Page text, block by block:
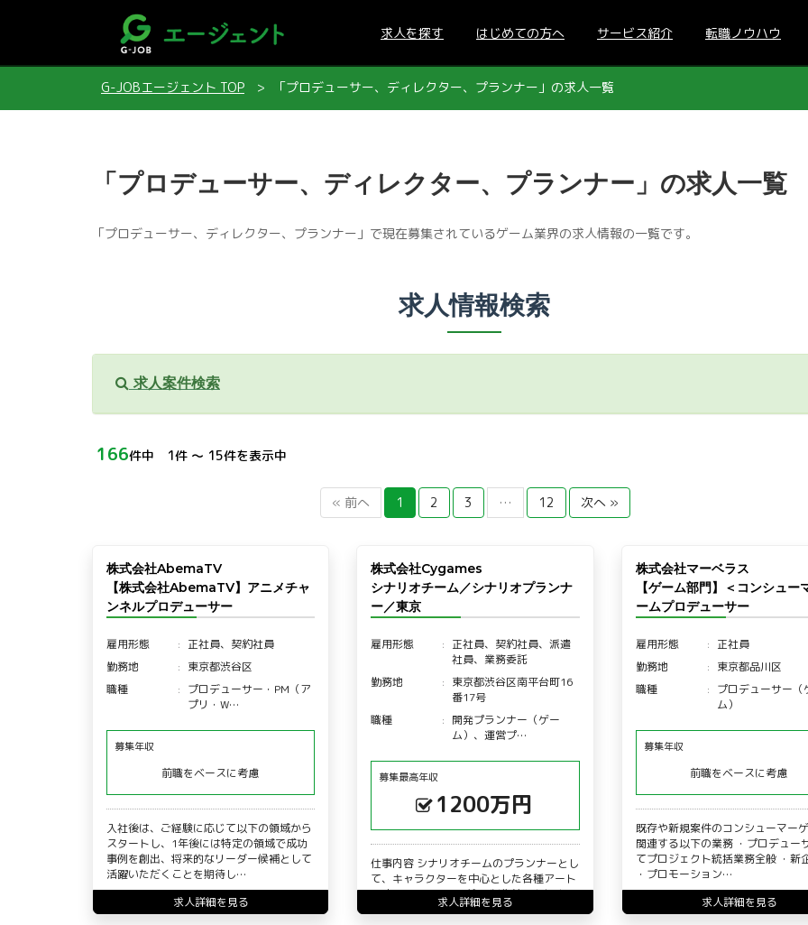
求人を探す はじめての方へ サービス紹介 転職ノウハウ
G-JOBエージェント TOP 「プロデューサー、ディレクター、プランナー」の求人一覧
「プロデューサー、ディレクター、プランナー」の求人一覧
「プロデューサー、ディレクター、プランナー」で現在募集されているゲーム業界の求人情報の一覧です。
求人情報検索
求人案件検索
166件中 1件 〜 15件を表示中
« 前へ 1 2 3 … 12 次へ »
株式会社AbemaTV
【株式会社AbemaTV】アニメチャ
ンネルプロデューサー
雇用形態
正社員、契約社員
勤務地
東京都渋谷区
職種
プロデューサー・PM（ア
プリ・W…
募集年収
前職をベースに考慮
入社後は、ご経験に応じて以下の領域から
スタートし、1年後には特定の領域で成功
事例を創出、将来的なリーダー候補として
活躍いただくことを期待し…
求人詳細を見る
株式会社Cygames
シナリオチーム／シナリオプランナ
ー／東京
雇用形態
正社員、契約社員、派遣
社員、業務委託
勤務地
東京都渋谷区南平台町16
番17号
職種
開発プランナー（ゲー
ム）、運営プ…
募集最高年収
1200万円
仕事内容 シナリオチームのプランナーとし
て、キャラクターを中心とした各種アート
関連のリソースの発注・制作管理を担当い
ただきます。 発注・…
求人詳細を見る
株式会社マーベラス
【ゲーム部門】＜コンシュー
ームプロデューサー
雇用形態
正社員
勤務地
東京都品川区
職種
プロデューサー（
ム）
募集年収
前職をベースに考慮
既存や新規案件のコンシューマー
関連する以下の業務 ・プロデュー
てプロジェクト統括業務全般 ・新
・プロモーション…
求人詳細を見る